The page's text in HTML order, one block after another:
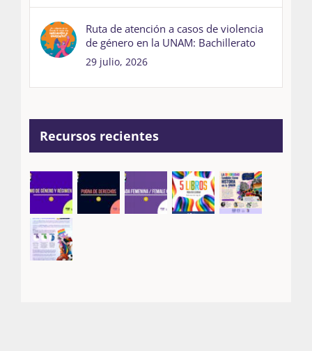
Ruta de atención a casos de violencia
de género en la UNAM: Bachillerato
29 julio, 2026
Recursos recientes